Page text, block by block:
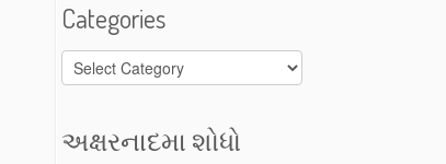
Categories
Categories
અક્ષરનાદમા શોધો